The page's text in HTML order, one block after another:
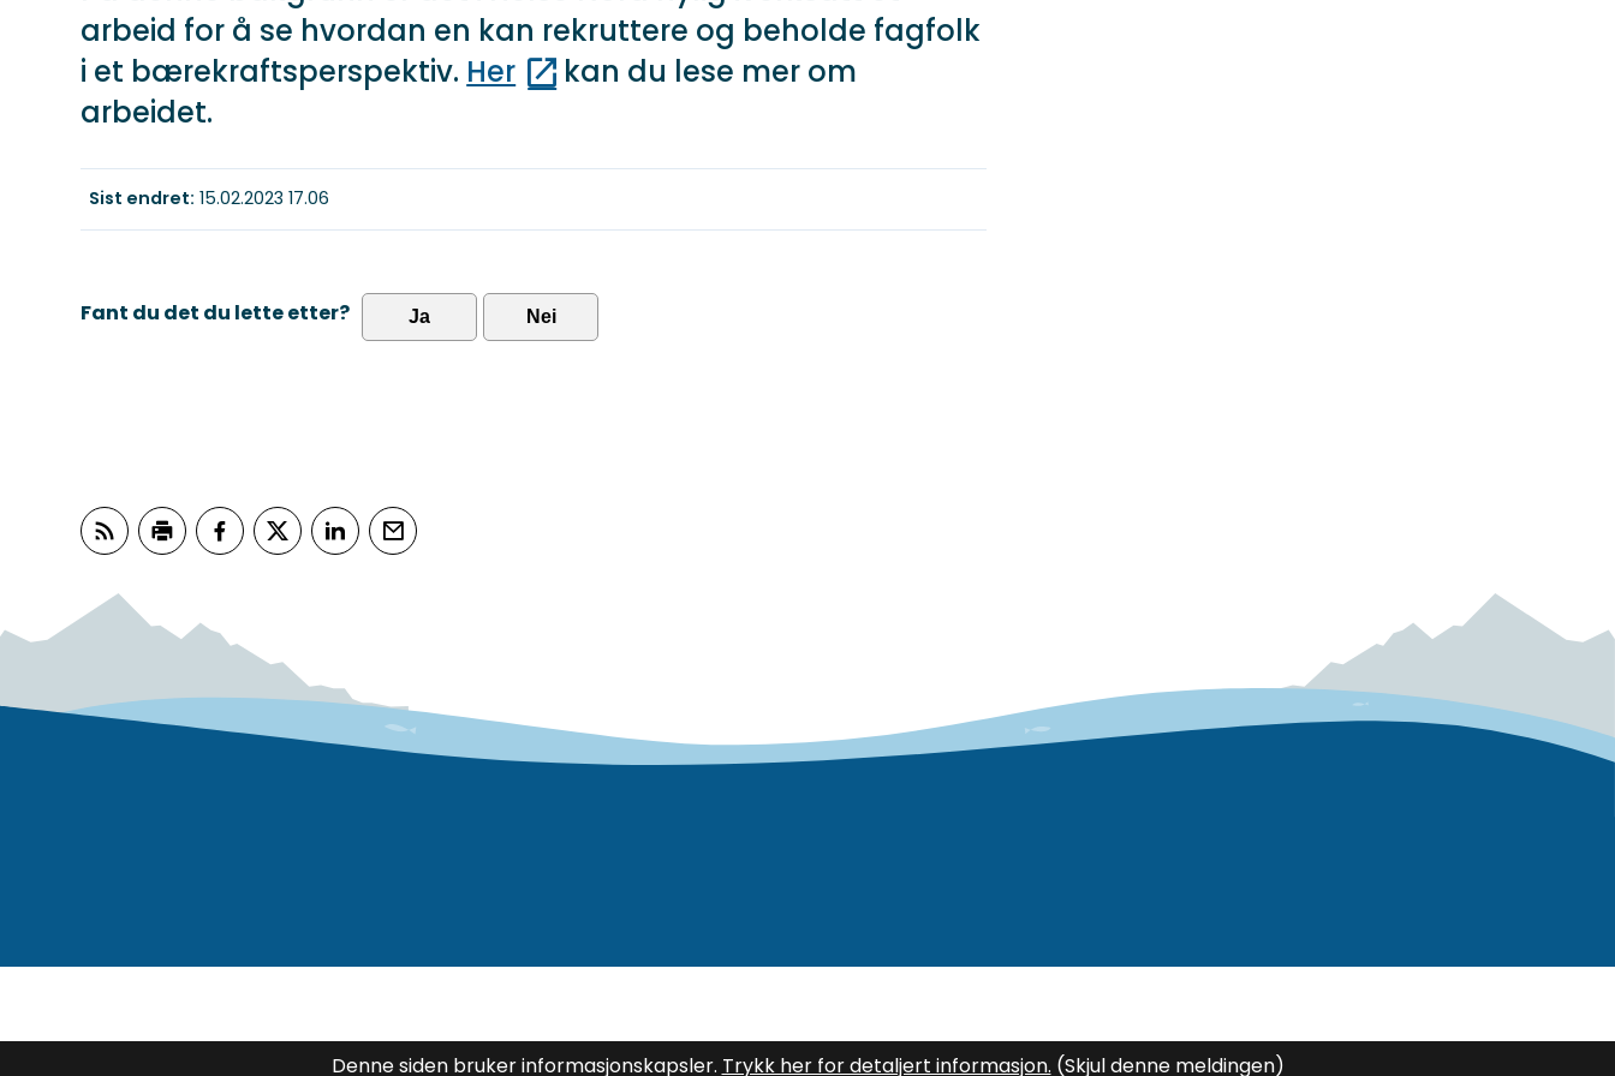
arbeid for å se hvordan en kan rekruttere og beholde fagfolk
i et bærekraftsperspektiv. Her
kan du lese mer om
arbeidet.
Sist endret 15.02.2023 17.06
Fant du det du lette etter? Ja Nei
Denne siden bruker informasjonskapsler. Trykk her for detaljert informasjon. (Skjul denne meldingen)